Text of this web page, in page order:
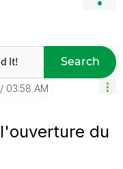
Search
03:58 AM
du